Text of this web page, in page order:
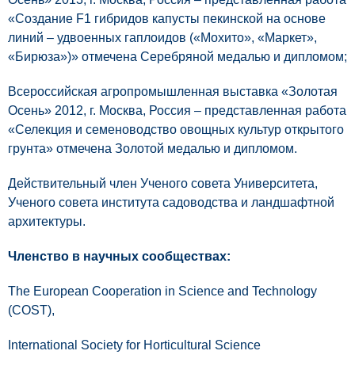
«Создание F1 гибридов капусты пекинской на основе
линий – удвоенных гаплоидов («Мохито», «Маркет»,
«Бирюза»)» отмечена Серебряной медалью и дипломом;
Всероссийская агропромышленная выставка «Золотая
Осень» 2012, г. Москва, Россия – представленная работа
«Селекция и семеноводство овощных культур открытого
грунта» отмечена Золотой медалью и дипломом.
Действительный член Ученого совета Университета,
Ученого совета института садоводства и ландшафтной
архитектуры.
Членство в научных сообществах:
The European Cooperation in Science and Technology
(COST),
International Society for Horticultural Science